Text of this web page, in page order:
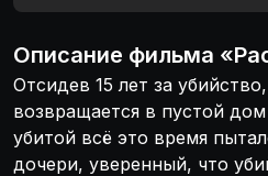
Описание фильма «
Отсидев 15 лет за
возвращается в пустой
убитой всё это время
дочери, уверенный, что